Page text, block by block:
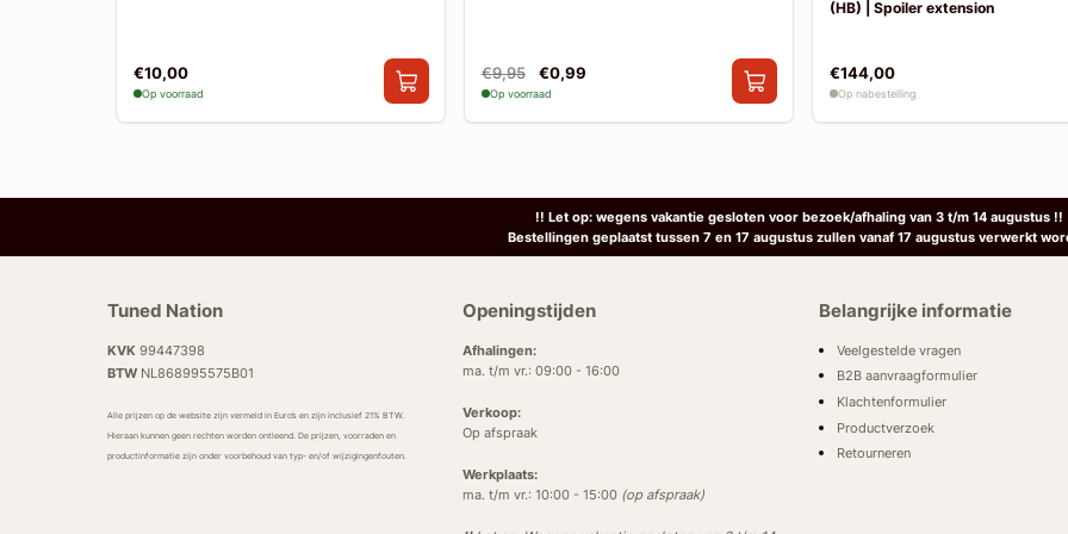
€10,00
Op voorraad
€9,95 €0,99
Op voorraad
(HB) | Spoiler extension
€144,00
Op nabestelling
!! Let op: wegens vakantie gesloten voor bezoek/afhaling van 3 t/m 14 augustus !!
Bestellingen geplaatst tussen 7 en 17 augustus zullen vanaf 17 augustus verwerkt
Tuned Nation
KVK 99447398
BTWNL868995575B01
Alle prijzen op de website zijn vermeld in Euro’s en zijn inclusief 21% BTW.
Hieraan kunnen geen rechten worden ontleend. De prijzen, voorraden en
productinformatie zijn onder voorbehoud van typ- en/of wijzigingenfouten.
Openingstijden
Afhalingen:
ma. t/m vr.: 09:00 - 16:00
Verkoop:
Op afspraak
Werkplaats:
ma. t/m vr.: 10:00 - 15:00 (op afspraak)
Belangrijke informatie
Veelgestelde vragen
B2B aanvraagformulier
Klachtenformulier
Productverzoek
Retourneren